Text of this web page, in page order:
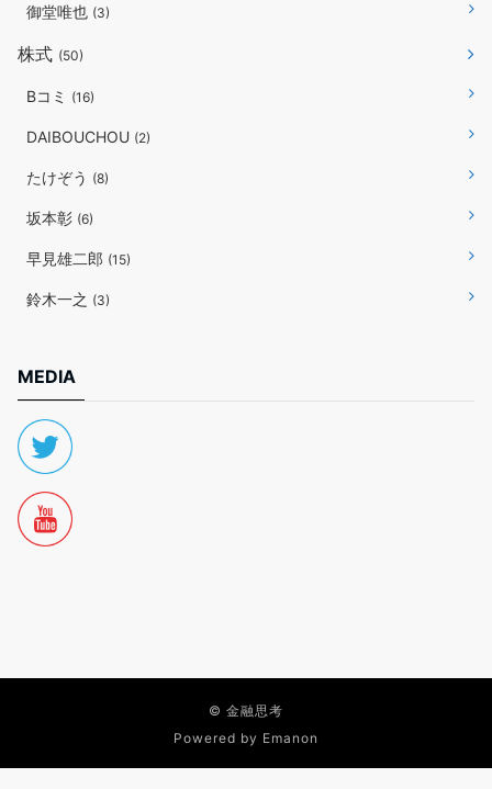
御堂唯也 (3)
株式 (50)
Bコミ (16)
DAIBOUCHOU (2)
たけぞう (8)
坂本彰 (6)
早見雄二郎 (15)
鈴木一之 (3)
MEDIA
© 金融思考
Powered by Emanon